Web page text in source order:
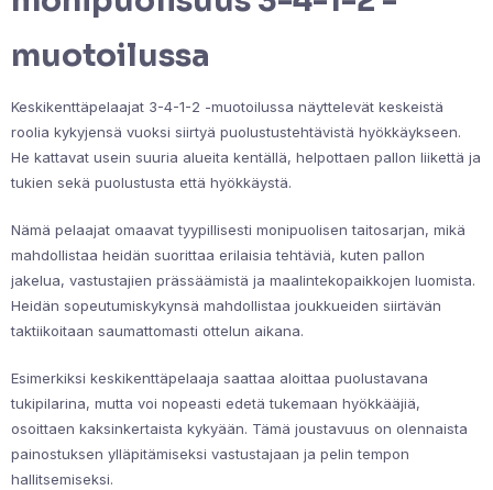
muotoilussa
Keskikenttäpelaajat 3-4-1-2 -muotoilussa näyttelevät keskeistä
roolia kykyjensä vuoksi siirtyä puolustustehtävistä hyökkäykseen.
He kattavat usein suuria alueita kentällä, helpottaen pallon liikettä ja
tukien sekä puolustusta että hyökkäystä.
Nämä pelaajat omaavat tyypillisesti monipuolisen taitosarjan, mikä
mahdollistaa heidän suorittaa erilaisia tehtäviä, kuten pallon
jakelua, vastustajien prässäämistä ja maalintekopaikkojen luomista.
Heidän sopeutumiskykynsä mahdollistaa joukkueiden siirtävän
taktiikoitaan saumattomasti ottelun aikana.
Esimerkiksi keskikenttäpelaaja saattaa aloittaa puolustavana
tukipilarina, mutta voi nopeasti edetä tukemaan hyökkääjiä,
osoittaen kaksinkertaista kykyään. Tämä joustavuus on olennaista
painostuksen ylläpitämiseksi vastustajaan ja pelin tempon
hallitsemiseksi.